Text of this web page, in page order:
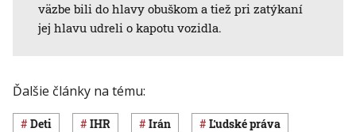
väzbe bili do hlavy obuškom a tiež pri zatýkaní
jej hlavu udreli o kapotu vozidla.
Ďalšie články na tému:
deti IHR Irán ľudské práva